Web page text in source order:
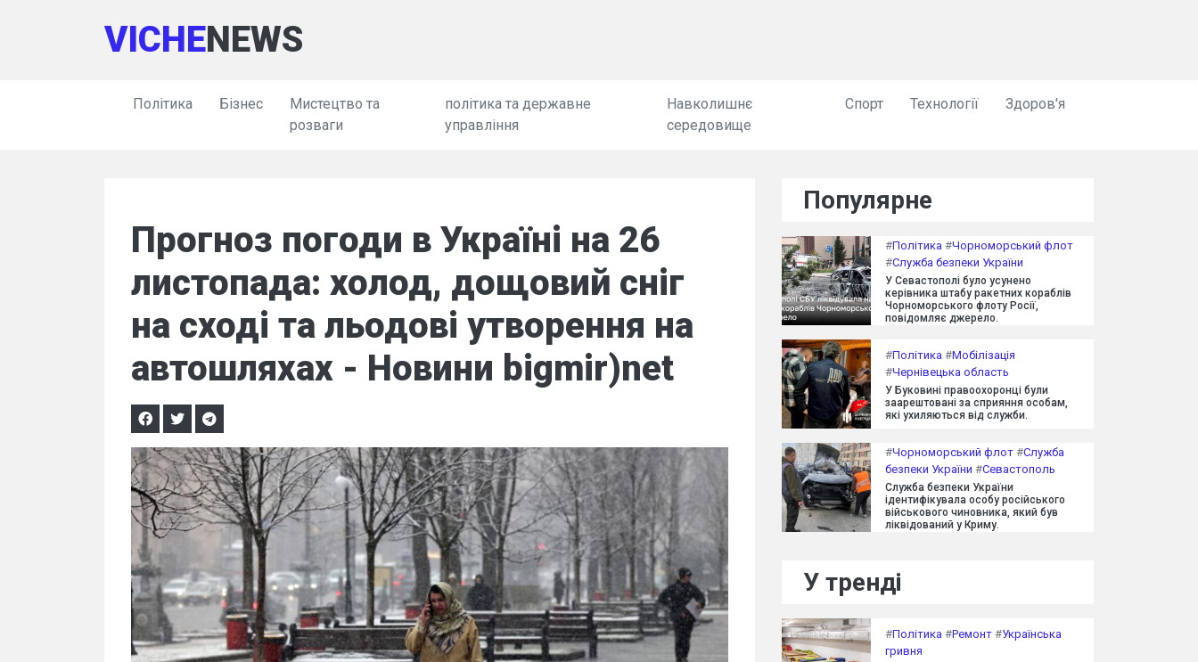
VICHENEWS
Політика Бізнес
Мистецтво та
розваги
політика та державне
управління
Навколишнє
середовище
Спорт Технології Здоров'я
Прогноз погоди в Україні на 26
листопада: холод, дощовий сніг
на сході та льодові утворення на
автошляхах - Новини bigmir)net
Популярне
#Політика #Чорноморський флот
#Служба безпеки України
У Севастополі було усунено
керівника штабу ракетних кораблів
Чорноморського флоту Росії,
повідомляє джерело.
#Політика #Мобілізація
#Чернівецька область
У Буковині правоохоронці були
заарештовані за сприяння особам,
які ухиляються від служби.
#Чорноморський флот #Служба
безпеки України #Севастополь
Служба безпеки України
ідентифікувала особу російського
військового чиновника, який був
ліквідований у Криму.
У тренді
#Політика #Ремонт #Українська
гривня